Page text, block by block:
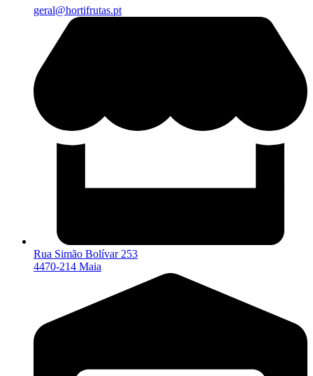
geral@hortifrutas.pt
Rua Simão Bolívar 253
4470-214 Maia